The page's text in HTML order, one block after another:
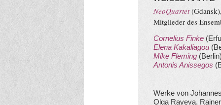
NeoQuartet
Mitglieder des
Cornelius Finke
Elena Kakaliagou
Mike Fleming
Antonis Anissegos
Werke von
Olga Rayeva,